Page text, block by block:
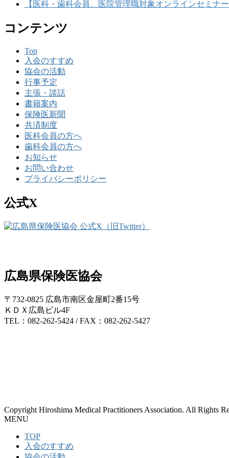
【医科・歯科会員、医院管理職対象オンラインセミナ
コンテンツ
Top
入会のすすめ
協会の活動
行事予定
主張・談話
書籍案内
保険医新聞
共済制度
医科会員の方へ
歯科会員の方へ
お知らせ
お問い合わせ
プライバシーポリシー
公式X
広島県保険医協会
〒732-0825 広島市南区金屋町2番15号
ＫＤＸ広島ビル4F
TEL：082-262-5424 / FAX：082-262-5427
Copyright Hiroshima Medical Practitioners Association. All Rights
MENU
TOP
入会のすすめ